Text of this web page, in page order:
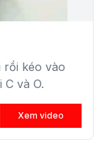
rồi kéo vào
và O.
Xem video